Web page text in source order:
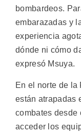
bombardeos.
embarazadas y
experiencia
dónde ni cómo
expresó Msuya.
En el norte de la
están atrapadas
combates desde
acceder los